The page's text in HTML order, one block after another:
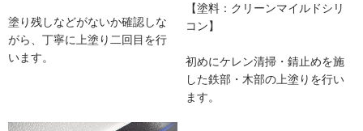
塗り残しなどがないか確認しな
がら、丁寧に上塗り二回目を行
います。
【塗料：クリーンマイルドシリ
コン】
初めにケレン清掃・錆止めを施
した鉄部・木部の上塗りを行い
ます。